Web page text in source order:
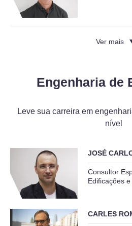
Ver mais
Engenharia de
Leve sua carreira em
nível
JOSÉ
Consultor
Edificações
CARLES